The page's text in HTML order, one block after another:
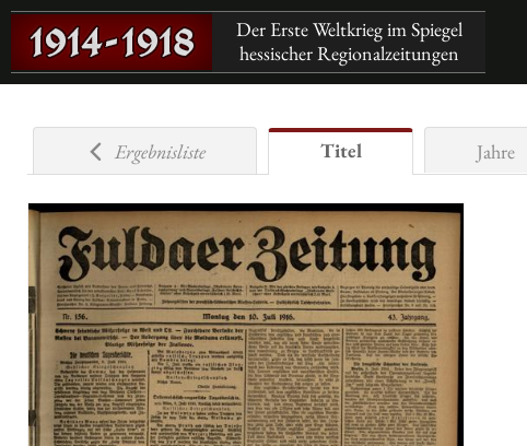
Der Erste Weltkrieg im Spiegel
hessischer Regionalzeitungen
Ergebnisliste Titel Jahre